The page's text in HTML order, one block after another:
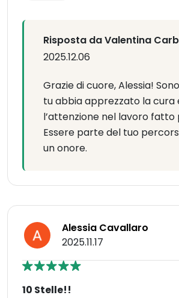
Risposta da Valentina
2025.12.06
Grazie di cuore, Alessia!
tu abbia apprezzato la cura
l’attenzione nel lavoro fatto
Essere parte del tuo
un onore.
Alessia Cavallaro
2025.11.17
10 Stelle!!